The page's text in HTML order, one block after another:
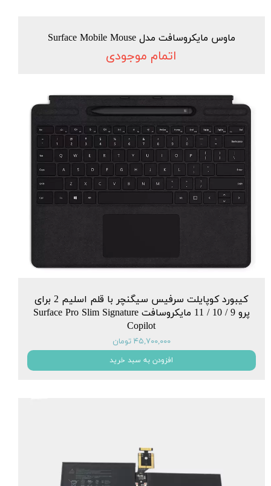
ماوس مایکروسافت مدل Surface Mobile Mouse
اتمام موجودی
کیبورد کوپایلت سرفیس سیگنچر با قلم اسلیم 2 برای
پرو 9 / 10 / 11 مایکروسافت Surface Pro Slim Signature
Copilot
۴۵,۷۰۰,۰۰۰ تومان
افزودن به سبد خرید